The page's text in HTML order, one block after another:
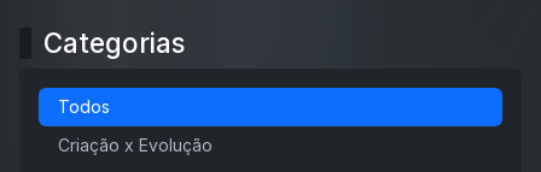
Categorias
Todos
Criação x Evolução